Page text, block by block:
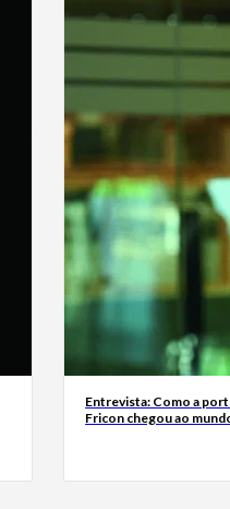
Entrevista: Como a
Fricon chegou ao